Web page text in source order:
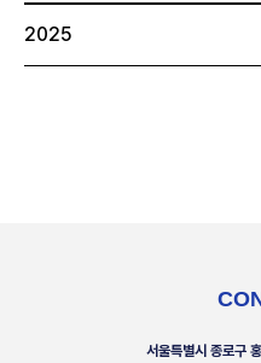
2025
서울특별시 종로구